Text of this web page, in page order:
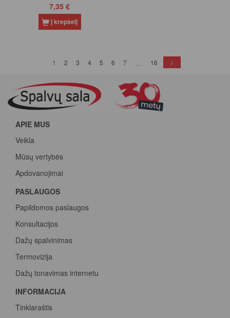
7,35 €
Į krepšelį
1 (current)
2 3 4 5 6 7 16 >
APIE MUS
Veikla
Mūsų vertybės
Apdovanojimai
PASLAUGOS
Papildomos paslaugos
Konsultacijos
Dažų spalvinimas
Termovizija
Dažų tonavimas internetu
INFORMACIJA
Tinklaraštis